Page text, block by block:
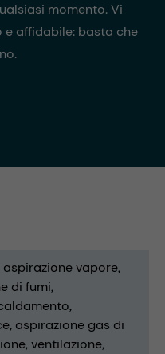
momento. Vi
affidabile: basta che
aspirazione vapore
di fumi
aspirazione gas di
ventilazione